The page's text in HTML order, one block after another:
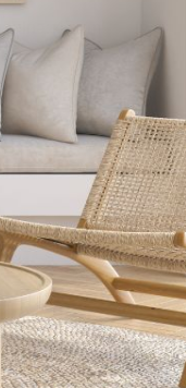
47 cm
tkaniną tapicerską.
mechacenie.Materiał